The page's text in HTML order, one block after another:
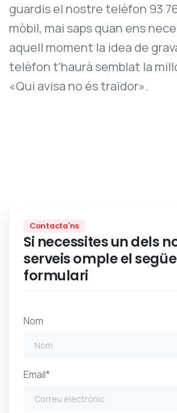
guardis el nostre telèfon 93
mòbil, mai saps quan ens
aquell moment la idea de
telèfon t’haurà semblat la
«Qui avisa no és traïdor».
Contacta'ns
Si necessites un dels
serveis omple el
formulari
Nom
Email*